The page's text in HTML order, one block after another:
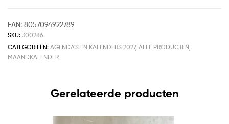
EAN: 8057094922789
SKU: 300286
CATEGORIEËN: AGENDA'S EN KALENDERS 2027, ALLE PRODUCTEN
MAANDKALENDER
Gerelateerde producten